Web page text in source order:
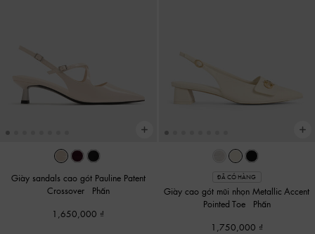
Giày sandals cao gót Pauline Patent
Crossover
Phấn
1,650,000
ĐÃ CÓ HÀNG
Giày cao gót mũi nhọn Metallic-Accent
Pointed-Toe
Phấn
1,750,000